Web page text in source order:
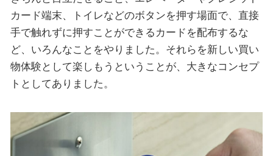
カード端末、トイレなどのボタンを押す場面で、直接
手で触れずに押すことができるカードを配布するな
ど、いろんなことをやりました。それらを新しい買い
物体験として楽しもうということが、大きなコンセプ
トとしてありました。